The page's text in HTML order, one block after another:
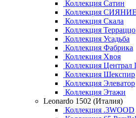
Коллекция Сатин
Коллекция
Коллекция Скала
Коллекция Терраццо
Коллекция Усадьба
Коллекция Фабрика
Коллекция Хвоя
Коллекция Централ
Коллекция Шекспир
Коллекция Элеватор
Коллекция Этажи
Leonardo 1502 (Италия)
Коллекция .3WOOD